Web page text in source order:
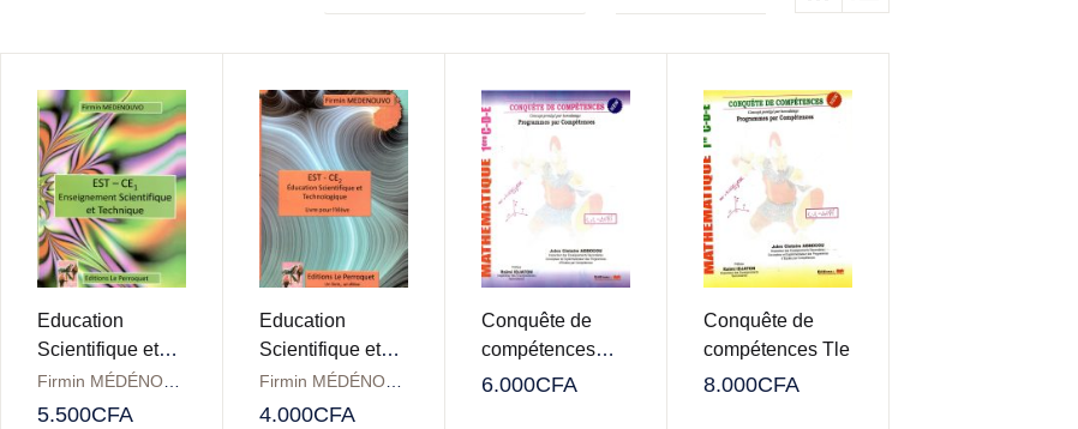
Education
Scientifique et
Technologique
(EST) CE1
Firmin MÉDÉNOUVO
5.500CFA
Education
Scientifique et
Technologique
(EST) CE2
Firmin MÉDÉNOUVO
4.000CFA
Conquête de
compétences
1ère
6.000CFA
Conquête de
compétences Tle
8.000CFA